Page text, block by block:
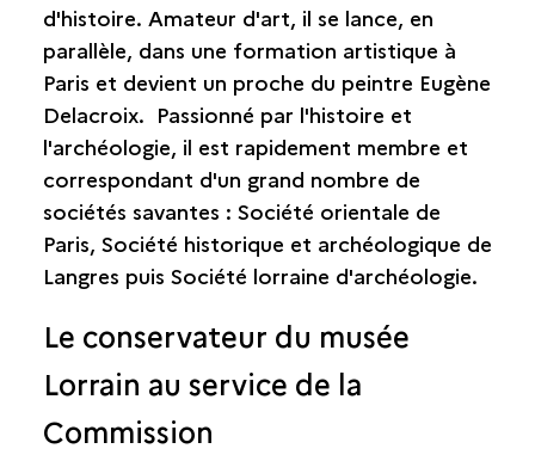
d'histoire. Amateur d'art, il se lance, en
parallèle, dans une formation artistique à
Paris et devient un proche du peintre Eugène
Delacroix. Passionné par l'histoire et
l'archéologie, il est rapidement membre et
correspondant d'un grand nombre de
sociétés savantes : Société orientale de
Paris, Société historique et archéologique de
Langres puis Société lorraine d'archéologie.
Le conservateur du musée
Lorrain au service de la
Commission